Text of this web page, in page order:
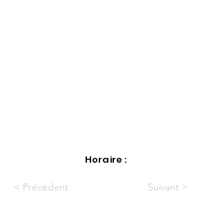
Horaire :
< Précèdent Suivant >